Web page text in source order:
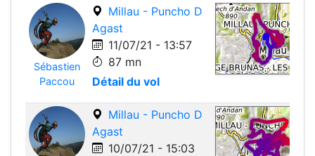
Sébastien
Paccou
Millau - Puncho D
Agast
11/07/21 - 13:57
87 mn
Détail du vol
Millau - Puncho D
Agast
10/07/21 - 15:03